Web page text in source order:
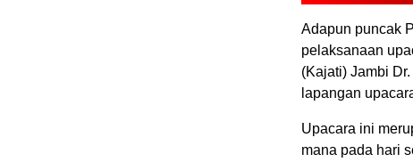
Adapun puncak
pelaksanaan
(Kajati) Jambi
lapangan
Upacara ini
mana pada hari